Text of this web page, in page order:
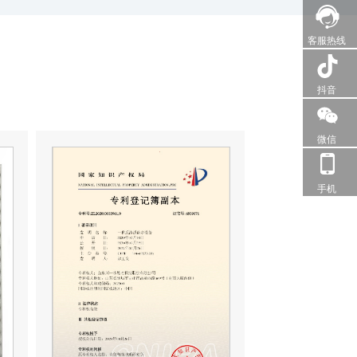
客服热线
抖音
微信
手机